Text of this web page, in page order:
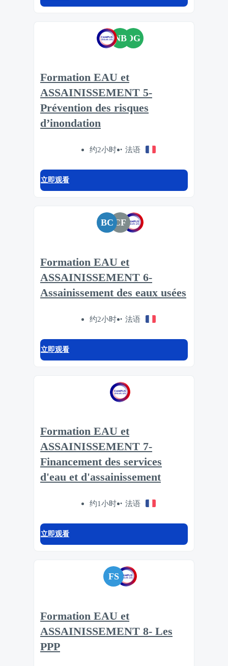
NBOG
Formation EAU et
ASSAINISSEMENT 5-
Prévention des risques
d’inondation
约2小时 法语
立即观看
BC CF
Formation EAU et
ASSAINISSEMENT 6-
Assainissement des eaux usées
约2小时 法语
立即观看
Formation EAU et
ASSAINISSEMENT 7-
Financement des services
d'eau et d'assainissement
约1小时 法语
立即观看
FS
Formation EAU et
ASSAINISSEMENT 8- Les
PPP